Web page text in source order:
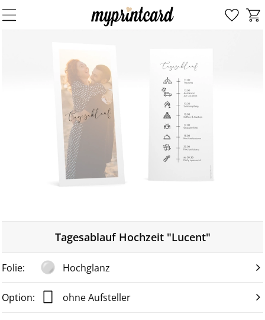
Tagesablauf Hochzeit "Lucent"
Hochglanz
ohne Aufsteller